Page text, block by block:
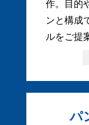
作。目的
ンと構成
ルをご提
パ